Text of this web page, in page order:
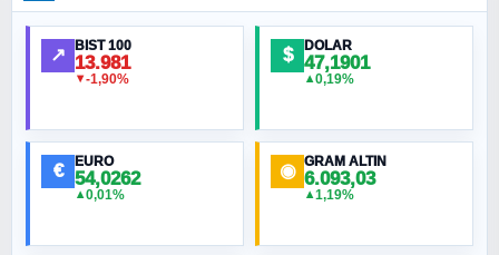
Ankara Zirvesi: NATO Toplantısı mı, Yeni
Ortadoğu Haritasının Provası mı?
MURAT ÖZKAN
↗ BIST 100
13.981
▼-1,90%
$ DOLAR
47,1901
▲0,19%
€ EURO
54,0262
▲0,01%
◉ GRAM ALTIN
6.093,03
▲1,19%